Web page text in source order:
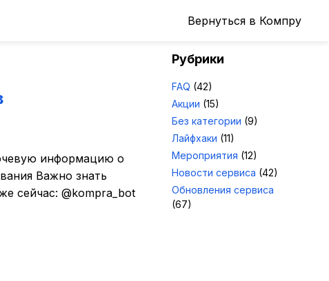
Вернуться в Компру
информацию о
Важно знать
сейчас: @kompra_bot
Рубрики
FAQ (42)
Акции (15)
Без категории (9)
Лайфхаки (11)
Мероприятия (12)
Новости сервиса (42)
Обновления сервиса
(67)